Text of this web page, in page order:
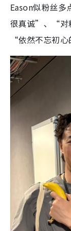
Eason似粉丝
很真诚”、“对
“依然不忘初